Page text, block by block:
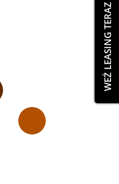
WEŹ LEASING TERAZ